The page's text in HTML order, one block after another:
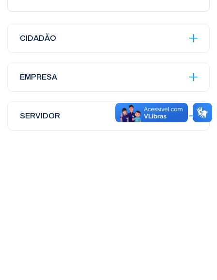
CIDADÃO
EMPRESA
SERVIDOR